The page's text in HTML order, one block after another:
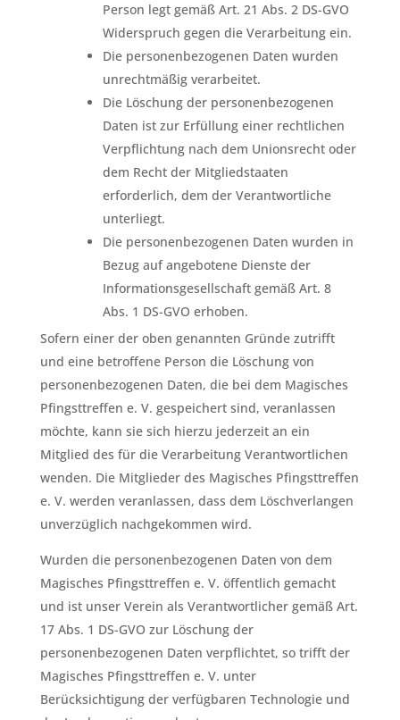
Person legt gemäß Art. 21 Abs. 2 DS-GVO
Widerspruch gegen die Verarbeitung ein.
Die personenbezogenen Daten wurden
unrechtmäßig verarbeitet.
Die Löschung der personenbezogenen
Daten ist zur Erfüllung einer rechtlichen
Verpflichtung nach dem Unionsrecht oder
dem Recht der Mitgliedstaaten
erforderlich, dem der Verantwortliche
unterliegt.
Die personenbezogenen Daten wurden in
Bezug auf angebotene Dienste der
Informationsgesellschaft gemäß Art. 8
Abs. 1 DS-GVO erhoben.
Sofern einer der oben genannten Gründe zutrifft
und eine betroffene Person die Löschung von
personenbezogenen Daten, die bei dem Magisches
Pfingsttreffen e. V. gespeichert sind, veranlassen
möchte, kann sie sich hierzu jederzeit an ein
Mitglied des für die Verarbeitung Verantwortlichen
wenden. Die Mitglieder des Magisches Pfingsttreffen
e. V. werden veranlassen, dass dem Löschverlangen
unverzüglich nachgekommen wird.
Wurden die personenbezogenen Daten von dem
Magisches Pfingsttreffen e. V. öffentlich gemacht
und ist unser Verein als Verantwortlicher gemäß Art.
17 Abs. 1 DS-GVO zur Löschung der
personenbezogenen Daten verpflichtet, so trifft der
Magisches Pfingsttreffen e. V. unter
Berücksichtigung der verfügbaren Technologie und